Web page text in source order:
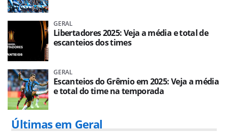
GERAL
Libertadores 2025: Veja a média e total de
escanteios dos times
GERAL
Escanteios do Grêmio em 2025: Veja a média
e total do time na temporada
Últimas em Geral